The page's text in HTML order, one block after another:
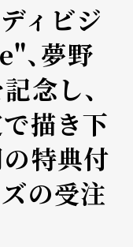
ィビジ
、夢野
念し、
描き下
特典付
の受注